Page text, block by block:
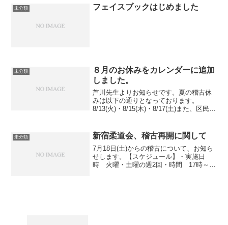
も多いと思いますがここは勝つため、の
柔道は教えません。まず挨...
未分類 フェイスブックはじめました
未分類
８月のお休みをカレンダーに追加
しました。
芦川先生よりお知らせです。夏の稽古休
みは以下の通りとなっております。
8/13(火)・8/15(木)・8/17(土)また、区民総
とでした。ご都合のつく方は是非...
未分類 新宿柔道会、稽古再開に関して
7月18日(土)からの稽古について、お知ら
せします。【スケジュール】・実施日
時 火曜・土曜の週2回・時間 17時～